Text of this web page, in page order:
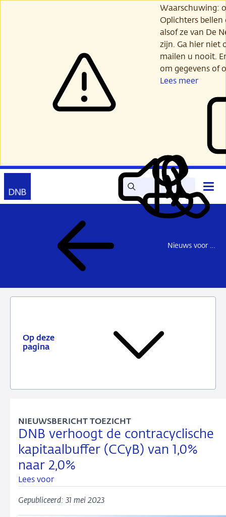
Waarschuwing:
Oplichters
alsof ze van De
zijn. Ga hier niet
mailen u nooit.
om gegevens of
Lees meer
Zoek Lees
voor
Mijn
DNB
Contact
Nieuws voor de sector
Op deze
pagina
DNB verhoogt de contracyclische
kapitaalbuffer (CCyB) van 1,0%
naar 2,0%
NIEUWSBERICHT TOEZICHT
Lees voor
Gepubliceerd: 31 mei 2023